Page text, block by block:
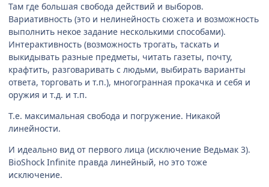
Там где большая свобода действий и выборов.
Вариативность (это и нелинейность сюжета и возможность
выполнить некое задание несколькими способами).
Интерактивность (возможность трогать, таскать и
выкидывать разные предметы, читать газеты, почту,
крафтить, разговаривать с людьми, выбирать варианты
ответа, торговать и т.п.), многогранная прокачка и себя и
оружия и т.д. и т.п.
Т.е. максимальная свобода и погружение. Никакой
линейности.
И идеально вид от первого лица (исключение Ведьмак 3).
BioShock Infinite правда линейный, но это тоже
исключение.